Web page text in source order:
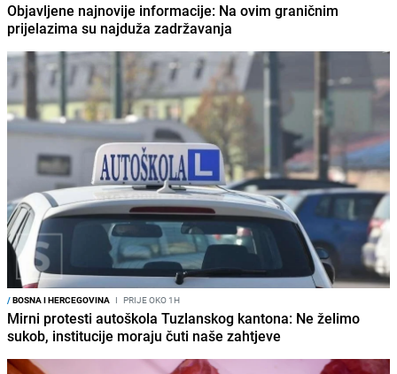
Objavljene najnovije informacije: Na ovim graničnim
prijelazima su najduža zadržavanja
/BOSNA I HERCEGOVINA I PRIJE OKO 1H
Mirni protesti autoškola Tuzlanskog kantona: Ne želimo
sukob, institucije moraju čuti naše zahtjeve